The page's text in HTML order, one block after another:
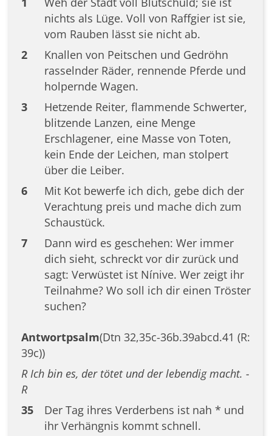
nichts als Lüge. Voll von Raffgier ist sie,
vom Rauben lässt sie nicht ab.
2
Knallen von Peitschen und Gedröhn
rasselnder Räder, rennende Pferde und
holpernde Wagen.
3
Hetzende Reiter, flammende Schwerter,
blitzende Lanzen, eine Menge
Erschlagener, eine Masse von Toten,
kein Ende der Leichen, man stolpert
über die Leiber.
6
Mit Kot bewerfe ich dich, gebe dich der
Verachtung preis und mache dich zum
Schaustück.
7
Dann wird es geschehen: Wer immer
dich sieht, schreckt vor dir zurück und
sagt: Verwüstet ist Nínive. Wer zeigt ihr
Teilnahme? Wo soll ich dir einen Tröster
suchen?
Antwortpsalm(Dtn 32,35c-36b.39abcd.41 (R:
39c))
R Ich bin es, der tötet und der lebendig macht. -
R
35
Der Tag ihres Verderbens ist nah * und
ihr Verhängnis kommt schnell.